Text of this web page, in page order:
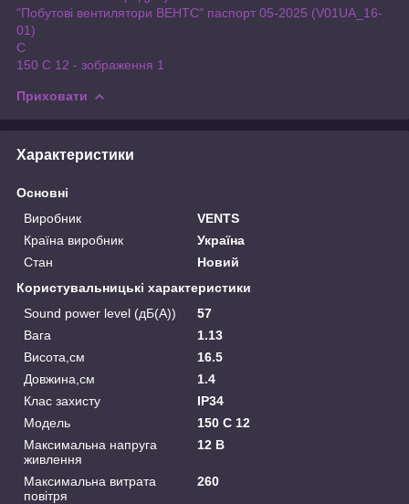
"Побутові вентилятори ВЕНТС" паспорт 05-2025 (V01UA_16-
01)
С
150 С 12 - зображення 1
Приховати
Характеристики
Основні
Виробник
VENTS
Країна виробник
Україна
Стан
Новий
Користувальницькі характеристики
Sound power level (дБ(А))
57
Вага
1.13
Висота,см
16.5
Довжина,см
1.4
Клас захисту
IP34
Мoдель
150 С 12
Максимальна напруга
живлення
12 В
Максимальна витрата
повітря
260